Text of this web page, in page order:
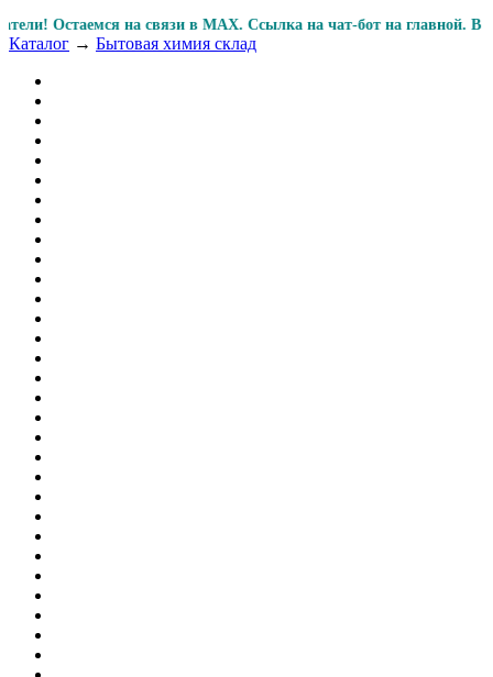
Остаемся на связи в MAX. Ссылка на чат-бот на
Каталог → Бытовая химия склад